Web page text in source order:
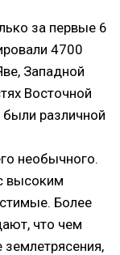
за первые 6
4700
Западной
Восточной
различной
необычного.
высоким
Более
что чем